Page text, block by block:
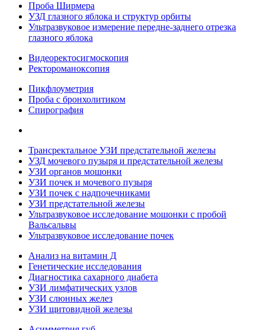
Проба Ширмера
УЗД глазного яблока и структур орбиты
Ультразвуковое измерение передне-заднего отрезка
глазного яблока
Видеоректосигмоскопия
Ректороманоксопия
Пикфлоуметрия
Проба с бронхолитиком
Спирография
Трансректальное УЗИ предстательной железы
УЗД мочевого пузыря и предстательной железы
УЗИ органов мошонки
УЗИ почек и мочевого пузыря
УЗИ почек с надпочечниками
УЗИ предстательной железы
Ультразвуковое исследование мошонки с пробой
Вальсальвы
Ультразвуковое исследование почек
Анализ на витамин Д
Генетические исследования
Диагностика сахарного диабета
УЗИ лимфатических узлов
УЗИ слюнных желез
УЗИ щитовидной железы